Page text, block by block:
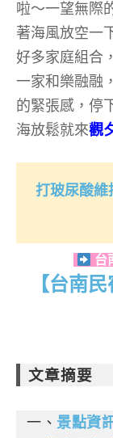
啦～一望無際
著海風放空一
好多家庭組合
一家和樂融融
的緊張感，停
海放鬆就來觀
打玻尿酸維
台
【台南
文章摘要
一、 景點資